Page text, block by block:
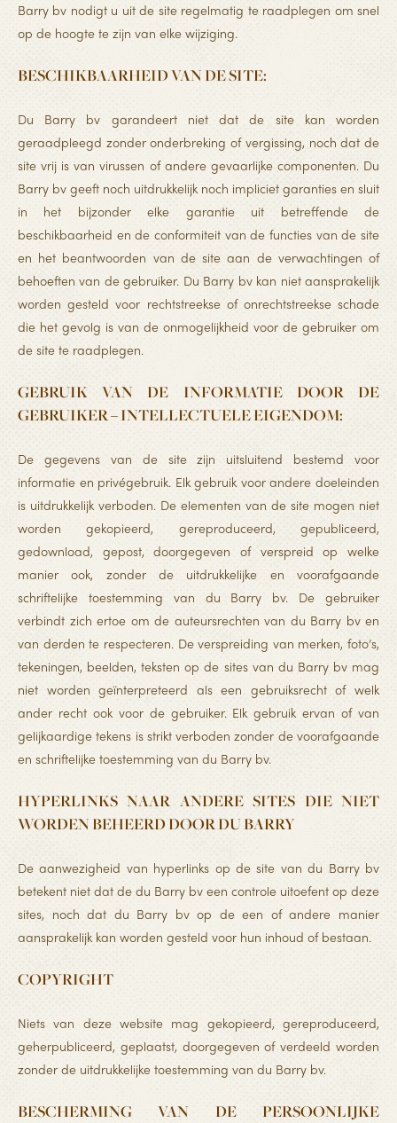
Barry bv nodigt u uit de site regelmatig te raadplegen om snel
op de hoogte te zijn van elke wijziging.
BESCHIKBAARHEID VAN DE SITE:
Du Barry bv garandeert niet dat de site kan worden
geraadpleegd zonder onderbreking of vergissing, noch dat de
site vrij is van virussen of andere gevaarlijke componenten. Du
Barry bv geeft noch uitdrukkelijk noch impliciet garanties en sluit
in het bijzonder elke garantie uit betreffende de
beschikbaarheid en de conformiteit van de functies van de site
en het beantwoorden van de site aan de verwachtingen of
behoeften van de gebruiker. Du Barry bv kan niet aansprakelijk
worden gesteld voor rechtstreekse of onrechtstreekse schade
die het gevolg is van de onmogelijkheid voor de gebruiker om
de site te raadplegen.
GEBRUIK VAN DE INFORMATIE DOOR DE
GEBRUIKER – INTELLECTUELE EIGENDOM:
De gegevens van de site zijn uitsluitend bestemd voor
informatie en privégebruik. Elk gebruik voor andere doeleinden
is uitdrukkelijk verboden. De elementen van de site mogen niet
worden gekopieerd, gereproduceerd, gepubliceerd,
gedownload, gepost, doorgegeven of verspreid op welke
manier ook, zonder de uitdrukkelijke en voorafgaande
schriftelijke toestemming van du Barry bv. De gebruiker
verbindt zich ertoe om de auteursrechten van du Barry bv en
van derden te respecteren. De verspreiding van merken, foto’s,
tekeningen, beelden, teksten op de sites van du Barry bv mag
niet worden geïnterpreteerd als een gebruiksrecht of welk
ander recht ook voor de gebruiker. Elk gebruik ervan of van
gelijkaardige tekens is strikt verboden zonder de voorafgaande
en schriftelijke toestemming van du Barry bv.
HYPERLINKS NAAR ANDERE SITES DIE NIET
WORDEN BEHEERD DOOR DU BARRY
De aanwezigheid van hyperlinks op de site van du Barry bv
betekent niet dat de du Barry bv een controle uitoefent op deze
sites, noch dat du Barry bv op de een of andere manier
aansprakelijk kan worden gesteld voor hun inhoud of bestaan.
COPYRIGHT
Niets van deze website mag gekopieerd, gereproduceerd,
geherpubliceerd, geplaatst, doorgegeven of verdeeld worden
zonder de uitdrukkelijke toestemming van du Barry bv.
BESCHERMING VAN DE PERSOONLIJKE